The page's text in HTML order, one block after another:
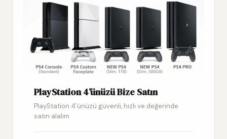
PlayStation 4’ünüzü Bize Satın
PlayStation 4’ünüzü güvenli, hızlı ve değerinde
satın alalım